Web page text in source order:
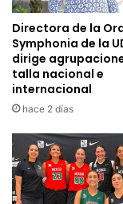
Directora de la
Symphonia de la
dirige
talla nacional e
internacional
hace 2 días